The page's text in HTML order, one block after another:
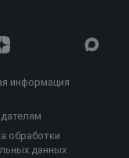
информация
обработки
данных